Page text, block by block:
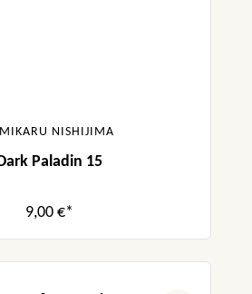
NISHIJIMA
Paladin 15
9,00 €*